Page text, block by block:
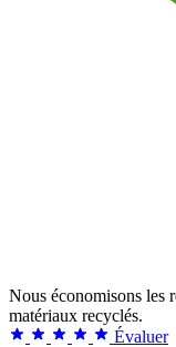
Nous économisons les
matériaux recyclés.
Évaluer